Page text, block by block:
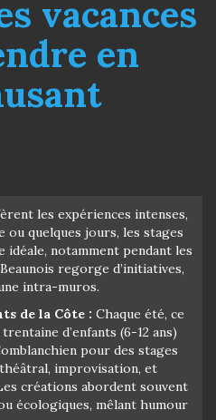
vacances
en
les expériences intenses,
ou quelques jours, les stages
notamment pendant les
regorge d’initiatives,
intra-muros.
de la Côte : Chaque été, ce
d’enfants (6-12 ans)
pour des stages
improvisation, et
créations abordent souvent
écologiques, mêlant humour